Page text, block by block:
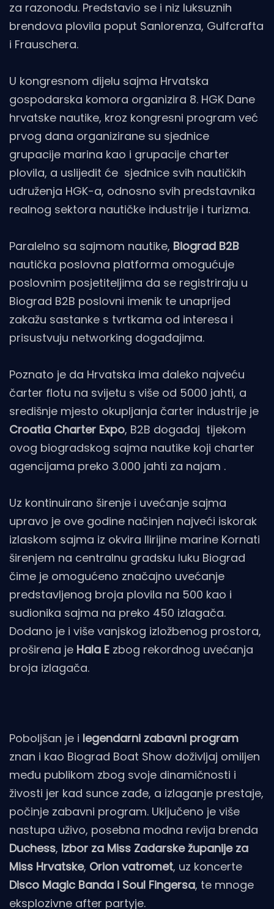
za razonodu. Predstavio se i niz luksuznih
brendova plovila poput Sanlorenza, Gulfcrafta
i Frauschera.
U kongresnom dijelu sajma Hrvatska
gospodarska komora organizira 8. HGK Dane
hrvatske nautike, kroz kongresni program već
prvog dana organizirane su sjednice
grupacije marina kao i grupacije charter
plovila, a uslijedit će sjednice svih nautičkih
udruženja HGK-a, odnosno svih predstavnika
realnog sektora nautičke industrije i turizma.
Paralelno sa sajmom nautike, Biograd B2B
nautička poslovna platforma omogućuje
poslovnim posjetiteljima da se registriraju u
Biograd B2B poslovni imenik te unaprijed
zakažu sastanke s tvrtkama od interesa i
prisustvuju networking događajima.
Poznato je da Hrvatska ima daleko najveću
čarter flotu na svijetu s više od 5000 jahti, a
središnje mjesto okupljanja čarter industrije je
Croatia Charter Expo, B2B događaj tijekom
ovog biogradskog sajma nautike koji charter
agencijama preko 3.000 jahti za najam .
Uz kontinuirano širenje i uvećanje sajma
upravo je ove godine načinjen najveći iskorak
izlaskom sajma iz okvira Ilirijine marine Kornati
širenjem na centralnu gradsku luku Biograd
čime je omogućeno značajno uvećanje
predstavljenog broja plovila na 500 kao i
sudionika sajma na preko 450 izlagača.
Dodano je i više vanjskog izložbenog prostora,
proširena je Hala E zbog rekordnog uvećanja
broja izlagača.
Poboljšan je i legendarni zabavni program
znan i kao Biograd Boat Show doživljaj omiljen
među publikom zbog svoje dinamičnosti i
živosti jer kad sunce zađe, a izlaganje prestaje,
počinje zabavni program. Uključeno je više
nastupa uživo, posebna modna revija brenda
Duchess, Izbor za Miss Zadarske županije za
Miss Hrvatske, Orion vatromet, uz koncerte
Disco Magic Banda i Soul Fingersa, te mnoge
eksplozivne after partyje.